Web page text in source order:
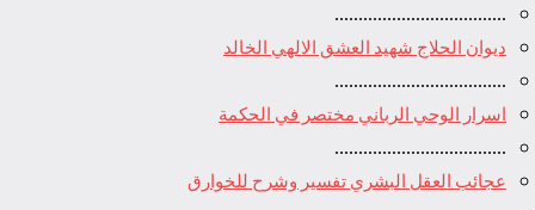
ديوان الحلاج شهيد العشق الالهي الخالد
اسرار الوحي الرباني مختصر في الحكمة
عجائب العقل البشري تفسير وشرح للخوارق